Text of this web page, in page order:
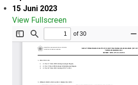
15 Juni 2023
View Fullscreen